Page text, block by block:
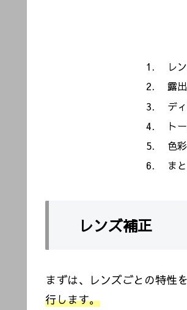
レ
露出
デ
トー
色
ま
レンズ補正
まずは、レンズごとの特性
行します。